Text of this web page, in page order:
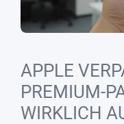
APPLE
PREMIUM-
WIRKLICH